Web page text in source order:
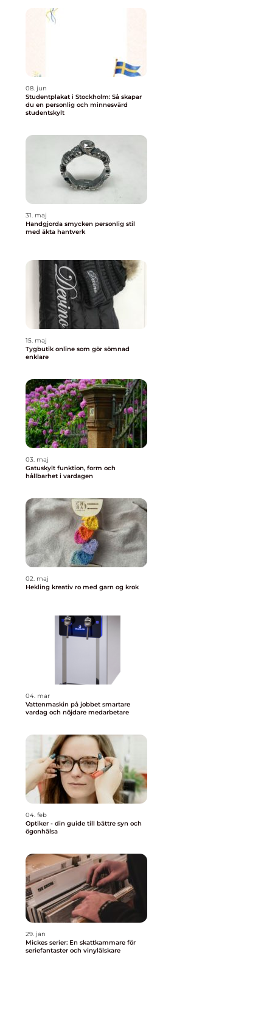
08. jun
Studentplakat i Stockholm: Så skapar
du en personlig och minnesvärd
studentskylt
31. maj
Handgjorda smycken personlig stil
med äkta hantverk
15. maj
Tygbutik online som gör sömnad
enklare
03. maj
Gatuskylt funktion, form och
hållbarhet i vardagen
02. maj
Hekling kreativ ro med garn og krok
04. mar
Vattenmaskin på jobbet smartare
vardag och nöjdare medarbetare
04. feb
Optiker - din guide till bättre syn och
ögonhälsa
29. jan
Mickes serier: En skattkammare för
seriefantaster och vinylälskare